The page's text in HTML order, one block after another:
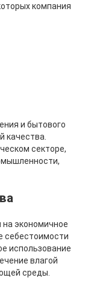
компания
и бытового
качества.
секторе,
экономичное
себестоимости
использование
влагой
среды.